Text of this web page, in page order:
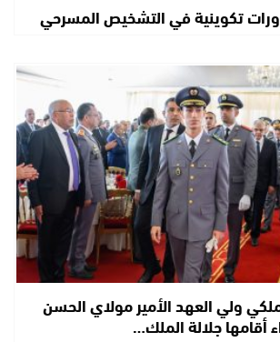
تكوينية في التشخيص المسرحي
ولي العهد الأمير مولاي الحسن
أقامها جلالة الملك…